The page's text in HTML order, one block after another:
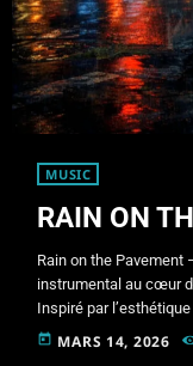
MUSIC
RAIN ON
Rain on the Pavement
instrumental au cœur
Inspiré par
classiques, textures
today MARS 14, 2026